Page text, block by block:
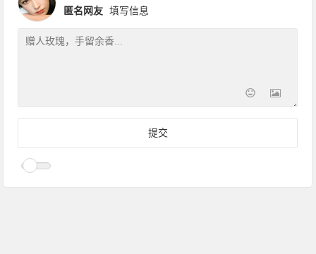
匿名网友 填写信息